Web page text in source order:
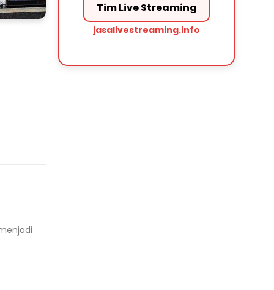
Tim Live Streaming
jasalivestreaming.info